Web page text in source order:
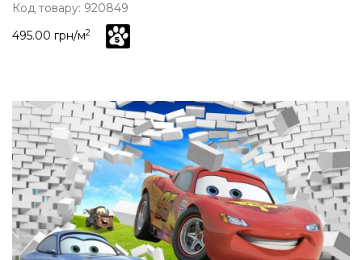
Код товару: 920849
495.00 грн/м2